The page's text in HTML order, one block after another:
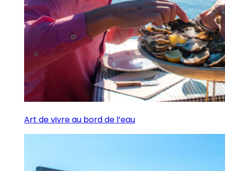
Art de vivre au bord de l’eau